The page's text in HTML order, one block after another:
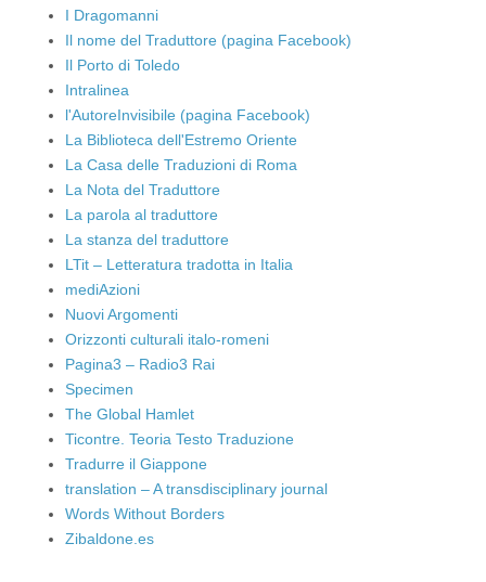
I Dragomanni
Il nome del Traduttore (pagina Facebook)
Il Porto di Toledo
Intralinea
l'AutoreInvisibile (pagina Facebook)
La Biblioteca dell'Estremo Oriente
La Casa delle Traduzioni di Roma
La Nota del Traduttore
La parola al traduttore
La stanza del traduttore
LTit – Letteratura tradotta in Italia
mediAzioni
Nuovi Argomenti
Orizzonti culturali italo-romeni
Pagina3 – Radio3 Rai
Specimen
The Global Hamlet
Ticontre. Teoria Testo Traduzione
Tradurre il Giappone
translation – A transdisciplinary journal
Words Without Borders
Zibaldone.es